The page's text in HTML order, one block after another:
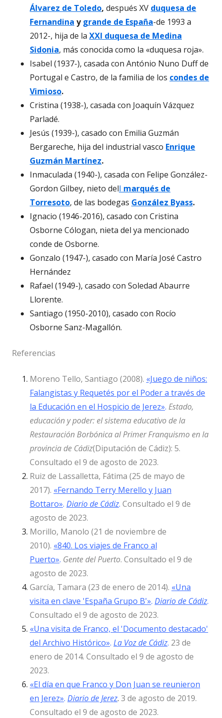
Álvarez de Toledo, después XV duquesa de
Fernandina ygrande de España-de 1993 a
2012-, hija de la XXI duquesa de Medina
Sidonia, más conocida como la «duquesa roja».
Isabel (1937-), casada con António Nuno Duff de
Portugal e Castro, de la familia de los condes de
Vimioso.
Cristina (1938-), casada con Joaquín Vázquez
Parladé.
Jesús (1939-), casado con Emilia Guzmán
Bergareche, hija del industrial vasco Enrique
Guzmán Martínez.
Inmaculada (1940-), casada con Felipe González-
Gordon Gilbey, nieto delI marqués de
Torresoto, de las bodegas González Byass.
Ignacio (1946-2016), casado con Cristina
Osborne Cólogan, nieta del ya mencionado
conde de Osborne.
Gonzalo (1947-), casado con María José Castro
Hernández
Rafael (1949-), casado con Soledad Abaurre
Llorente.
Santiago (1950-2010), casado con Rocío
Osborne Sanz-Magallón.
Referencias
Moreno Tello, Santiago (2008). «Juego de niños:
Falangistas y Requetés por el Poder a través de
la Educación en el Hospicio de Jerez». Estado,
educación y poder: el sistema educativo de la
Restauración Borbónica al Primer Franquismo en la
provincia de Cádiz(Diputación de Cádiz): 5.
Consultado el 9 de agosto de 2023.
Ruiz de Lassalletta, Fátima (25 de mayo de
2017). «Fernando Terry Merello y Juan
Bottaro». Diario de Cádiz. Consultado el 9 de
agosto de 2023.
Morillo, Manolo (21 de noviembre de
2010). «840. Los viajes de Franco al
Puerto». Gente del Puerto. Consultado el 9 de
agosto de 2023.
García, Tamara (23 de enero de 2014). «Una
visita en clave 'España Grupo B'». Diario de Cádiz.
Consultado el 9 de agosto de 2023.
«Una visita de Franco, el 'Documento destacado'
del Archivo Histórico». La Voz de Cádiz. 23 de
enero de 2014. Consultado el 9 de agosto de
2023.
«El día en que Franco y Don Juan se reunieron
en Jerez». Diario de Jerez. 3 de agosto de 2019.
Consultado el 9 de agosto de 2023.